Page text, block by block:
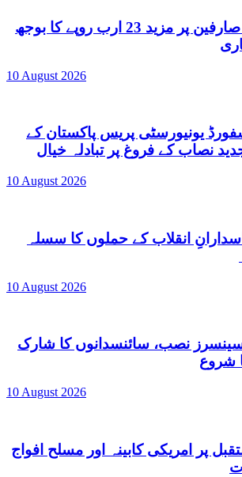
ملک بھر کے بجلی صارفین پر مزید 23 ارب روپے کا بوجھ
10 August 2026
یونیورسٹی پریس پاکستان کے
نصاب کے فروغ پر تبادلہ خیال
10 August 2026
انقلاب کے حملوں کا سسلہ
10 August 2026
نصب، سائنسدانوں کا شارک
شروع
10 August 2026
پر امریکی کابینہ اور مسلح افواج